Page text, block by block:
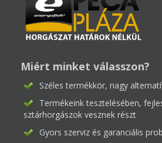
Miért minket válasszon?
Széles termékkör, nagy
Termékeink tesztelésében,
sztárhorgászok vesznek részt
Gyors szerviz és garanciális